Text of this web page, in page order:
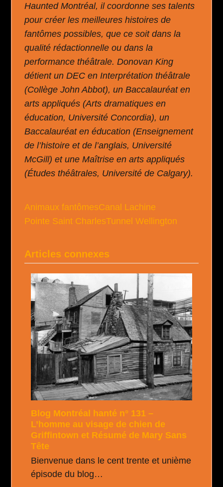
Haunted Montréal, il coordonne ses talents
pour créer les meilleures histoires de
fantômes possibles, que ce soit dans la
qualité rédactionnelle ou dans la
performance théâtrale. Donovan King
détient un DEC en Interprétation théâtrale
(Collège John Abbot), un Baccalauréat en
arts appliqués (Arts dramatiques en
éducation, Université Concordia), un
Baccalauréat en éducation (Enseignement
de l’histoire et de l’anglais, Université
McGill) et une Maîtrise en arts appliqués
(Études théâtrales, Université de Calgary).
Animaux fantômesCanal Lachine
Pointe Saint CharlesTunnel Wellington
Articles connexes
Blog Montréal hanté n° 131 –
L’homme au visage de chien de
Griffintown et Résumé de Mary Sans
Tête
Bienvenue dans le cent trente et unième
épisode du blog…